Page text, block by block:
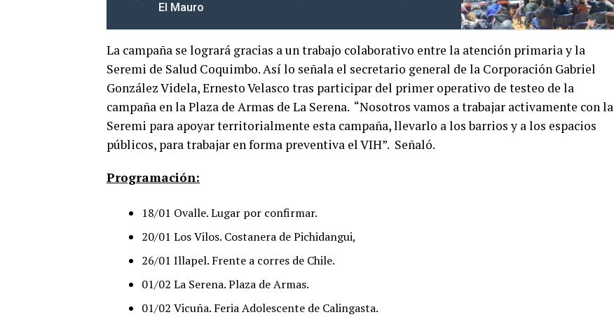
El Mauro
La campaña se logrará gracias a un trabajo colaborativo entre la atención primaria y la
Seremi de Salud Coquimbo. Así lo señala el secretario general de la Corporación Gabriel
González Videla, Ernesto Velasco tras participar del primer operativo de testeo de la
campaña en la Plaza de Armas de La Serena. “Nosotros vamos a trabajar activamente con la
Seremi para apoyar territorialmente esta campaña, llevarlo a los barrios y a los espacios
públicos, para trabajar en forma preventiva el VIH”. Señaló.
Programación:
18/01 Ovalle. Lugar por confirmar.
20/01 Los Vilos. Costanera de Pichidangui,
26/01 Illapel. Frente a corres de Chile.
01/02 La Serena. Plaza de Armas.
01/02 Vicuña. Feria Adolescente de Calingasta.